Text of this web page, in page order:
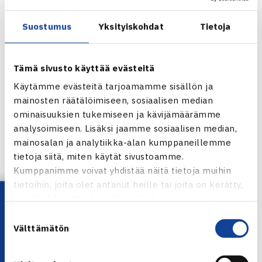
Suostumus Yksityiskohdat Tietoja
Tämä sivusto käyttää evästeitä
Käytämme evästeitä tarjoamamme sisällön ja
mainosten räätälöimiseen, sosiaalisen median
ominaisuuksien tukemiseen ja kävijämäärämme
analysoimiseen. Lisäksi jaamme sosiaalisen median,
mainosalan ja analytiikka-alan kumppaneillemme
tietoja siitä, miten käytät sivustoamme.
Kumppanimme voivat yhdistää näitä tietoja muihin
tietoihin, joita olet antanut heille tai joita on kerätty,
valinta
Välttämätön
Lisäksi ITF kiertueella on mukana useita suomalaisia.
12-vuotiaat EM-joukkuekilpailun finaaleissa
Ranskassa, 13-vuotiaiden PM-kilpailut pelataan
Ruotsissa
Porsche Junior Team Finlandin 12-vuotiaat pojat pelaavat
EM-joukkuekilpailun, Summer Cup by Dunlop, kahdeksan
parhaan maan finaaliturnauksessa. Joukkueen
muodostavatKaius Ketola(HVS),Aatu Niemelä(Smash)
jaAlex Tuomolin(HVS).Joonas Jalkanentoimi joukkueen
kapteenina alkulohkovaiheessa. Finaaliturnauksessa
kapteenin vastuuta kantaa
. Finaaliturnaus
Lataa OmaTennis!